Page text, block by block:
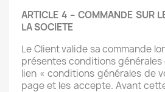
ARTICLE 4 – COMMANDE SUR
LA SOCIETE
Le Client valide sa commande
présentes conditions générales
lien « conditions générales de
page et les accepte. Avant